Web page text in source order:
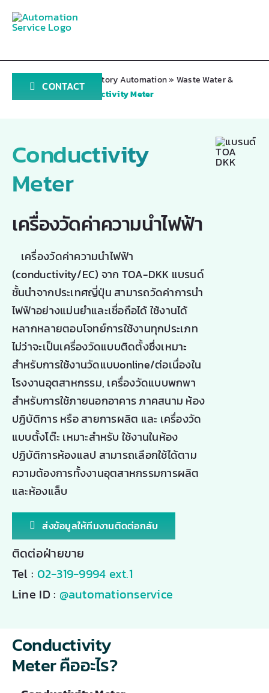
CONTACT
Home Factory Automation» Waste Water &
Conductivity Meter
Conductivity
Meter
เครื่องวัดค่าความนำไฟฟ้า
เครื่องวัดค่าความนำไฟฟ้า
(conductivity/EC) จาก TOA-DKK แบรนด์
ชั้นนำจากประเทศญี่ปุ่น สามารถวัดค่าการนำ
ไฟฟ้าอย่างแม่นยำและเชื่อถือได้ ใช้งานได้
หลากหลายตอบโจทย์การใช้งานทุกประเภท
ไม่ว่าจะเป็นเครื่องวัดแบบติดตั้งซึ่งเหมาะ
สำหรับการใช้งานวัดแบบonline/ต่อเนื่องใน
โรงงานอุตสาหกรรม, เครื่องวัดแบบพกพา
สำหรับการใช้ภายนอกอาคาร ภาคสนาม ห้อง
ปฏิบัติการ หรือ สายการผลิต และ เครื่องวัด
แบบตั้งโต๊ะ เหมาะสำหรับ ใช้งานในห้อง
ปฏิบัติการห้องแลป สามารถเลือกใช้ได้ตาม
ความต้องการทั้งงานอุตสาหกรรมการผลิต
และห้องแล็บ
ส่งข้อมูลให้ทีมงานติดต่อกลับ
ติดต่อฝ่ายขาย
Tel : 02-319-9994 ext.1
Line ID : @automationservice
Conductivity
Meter คืออะไร?